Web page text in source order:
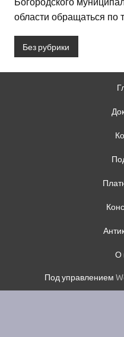
области обращаться по
Без рубрики
О
Под управлением